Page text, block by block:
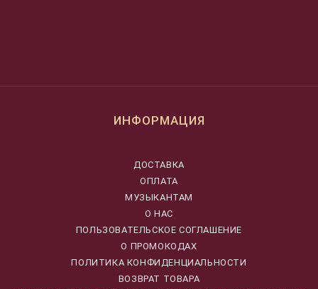
ИНФОРМАЦИЯ
ДОСТАВКА
ОПЛАТА
МУЗЫКАНТАМ
О НАС
ПОЛЬЗОВАТЕЛЬСКОЕ СОГЛАШЕНИЕ
О ПРОМОКОДАХ
ПОЛИТИКА КОНФИДЕНЦИАЛЬНОСТИ
ВОЗВРАТ ТОВАРА